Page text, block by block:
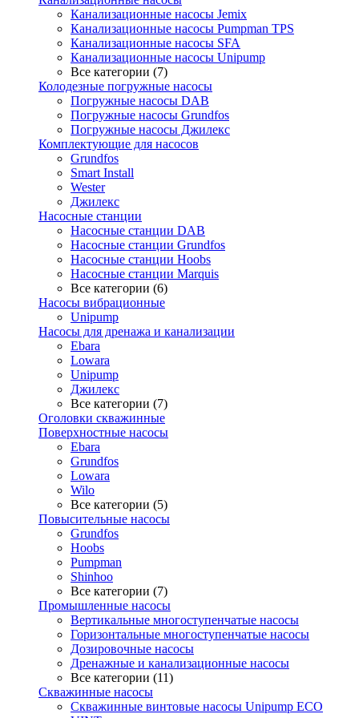
Канализационные насосы Jemix
Канализационные насосы Pumpman TPS
Канализационные насосы SFA
Канализационные насосы Unipump
Все категории (7)
Колодезные погружные насосы
Погружные насосы DAB
Погружные насосы Grundfos
Погружные насосы Джилекс
Комплектующие для насосов
Grundfos
Smart Install
Wester
Джилекс
Насосные станции
Насосные станции DAB
Насосные станции Grundfos
Насосные станции Hoobs
Насосные станции Marquis
Все категории (6)
Насосы вибрационные
Unipump
Насосы для дренажа и канализации
Ebara
Lowara
Unipump
Джилекс
Все категории (7)
Оголовки скважинные
Поверхностные насосы
Ebara
Grundfos
Lowara
Wilo
Все категории (5)
Повысительные насосы
Grundfos
Hoobs
Pumpman
Shinhoo
Все категории (7)
Промышленные насосы
Вертикальные многоступенчатые насосы
Горизонтальные многоступенчатые насосы
Дозировочные насосы
Дренажные и канализационные насосы
Все категории (11)
Скважинные насосы
Скважинные винтовые насосы Unipump ECO